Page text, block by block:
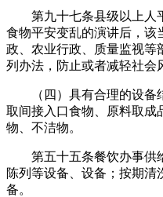
第九十七条县级以上人
食物平安变乱的演讲后，该
政、农业行政、质量监视等
列办法，防止或者减轻社会
（四）具有合理的设备
取间接入口食物、原料取成
物、不洁物。
第五十五条餐饮办事供给
陈列等设备、设备；按期
备。